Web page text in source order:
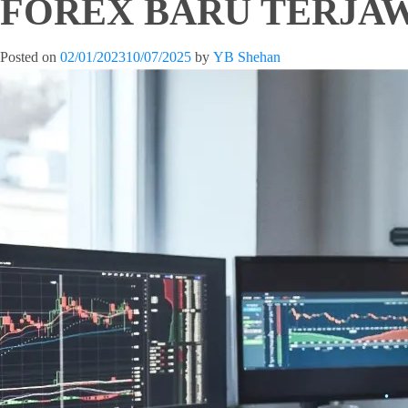
FOREX BARU
Posted on 02/01/202310/07/2025 by YB Shehan